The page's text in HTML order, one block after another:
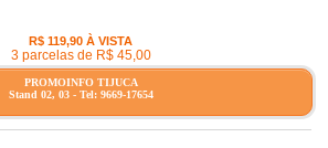
R$ 119,90 À VISTA
3 parcelas de R$ 45,00
PROMOINFO TIJUCA
Stand 02, 03 - Tel: 9669-17654